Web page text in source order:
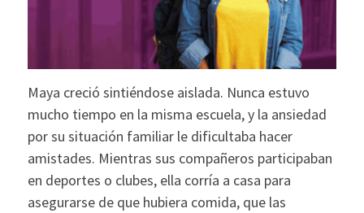
Maya creció sintiéndose aislada. Nunca estuvo
mucho tiempo en la misma escuela, y la ansiedad
por su situación familiar le dificultaba hacer
amistades. Mientras sus compañeros participaban
en deportes o clubes, ella corría a casa para
asegurarse de que hubiera comida, que las